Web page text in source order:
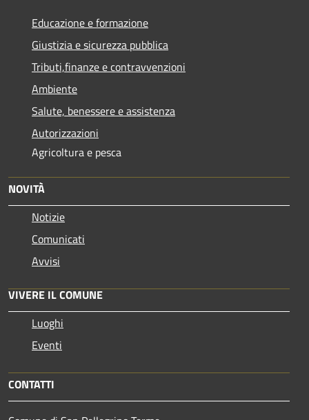
Educazione e formazione
Giustizia e sicurezza pubblica
Tributi,finanze e contravvenzioni
Ambiente
Salute, benessere e assistenza
Autorizzazioni
Agricoltura e pesca
NOVITÀ
Notizie
Comunicati
Avvisi
VIVERE IL COMUNE
Luoghi
Eventi
CONTATTI